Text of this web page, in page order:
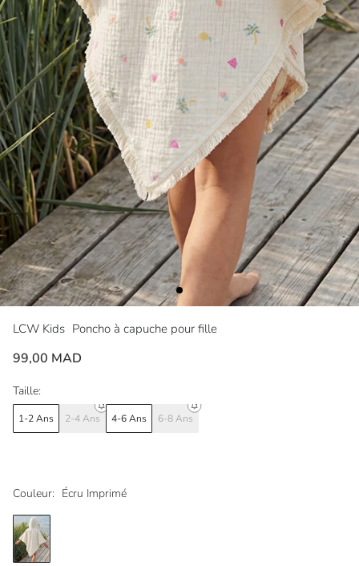
LCW Kids Poncho à capuche pour fille
99,00 MAD
Couleur: Écru Imprimé
Taille:
1-2 Ans 2-4 Ans 4-6 Ans 6-8 Ans